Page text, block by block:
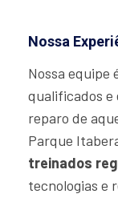
Nossa
Nossa equipe
qualificados e
reparo de
Parque
treinados
tecnologias e